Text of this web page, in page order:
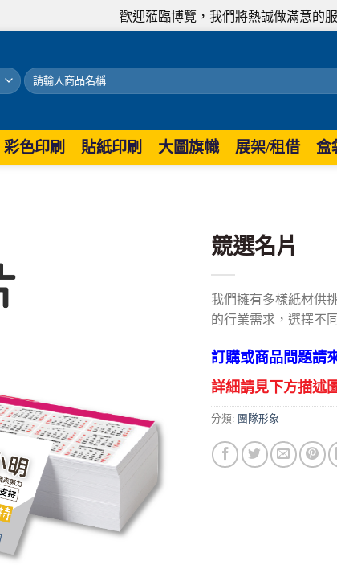
歡迎蒞臨博覽，我們將熱誠做滿意的服務
搜
尋
彩色印刷 貼紙印刷 大圖旗幟 展架/租借 盒
競選名片
我們擁有多樣紙材供
的行業需求，選擇不
訂購或商品問題請
詳細請見下方描述
分類: 團隊形象